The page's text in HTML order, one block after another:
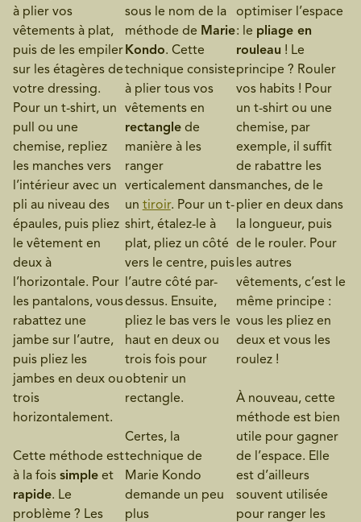
à plier vos
vêtements à plat,
puis de les empiler
sur les étagères de
votre dressing.
Pour un t-shirt, un
pull ou une
chemise, repliez
les manches vers
l’intérieur avec un
pli au niveau des
épaules, puis pliez
le vêtement en
deux à
l’horizontale. Pour
les pantalons, vous
rabattez une
jambe sur l’autre,
puis pliez les
jambes en deux ou
trois
horizontalement.
Cette méthode est
à la fois simple et
rapide. Le
problème ? Les
sous le nom de la
méthode de Marie
Kondo. Cette
technique consiste
à plier tous vos
vêtements en
rectanglede
manière à les
ranger
verticalement dans
un tiroir. Pour un t-
shirt, étalez-le à
plat, pliez un côté
vers le centre, puis
l’autre côté par-
dessus. Ensuite,
pliez le bas vers le
haut en deux ou
trois fois pour
obtenir un
rectangle.
Certes, la
technique de
Marie Kondo
demande un peu
plus
optimiser l’espace
: le pliage en
rouleau ! Le
principe ? Rouler
vos habits ! Pour
un t-shirt ou une
chemise, par
exemple, il suffit
de rabattre les
manches, de le
plier en deux dans
la longueur, puis
de le rouler. Pour
les autres
vêtements, c’est le
même principe :
vous les pliez en
deux et vous les
roulez !
À nouveau, cette
méthode est bien
utile pour gagner
de l’espace. Elle
est d’ailleurs
souvent utilisée
pour ranger les